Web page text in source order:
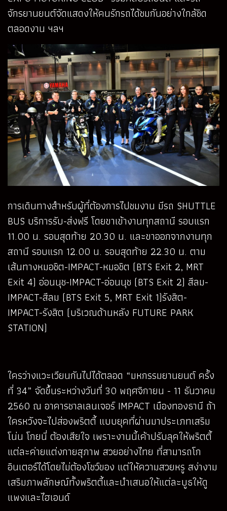
จักรยานยนต์จัดแสดงให้คนรักรถได้ชมกันอย่างใกล้ชิด
ตลอดงาน ฯลฯ
การเดินทางสำหรับผู้ที่ต้องการไปชมงาน มีรถ SHUTTLE
BUS บริการรับ-ส่งฟรี โดยขาเข้างานทุกสถานี รอบแรก
11.00 น. รอบสุดท้าย 20.30 น. และขาออกจากงานทุก
สถานี รอบแรก 12.00 น. รอบสุดท้าย 22.30 น. ตาม
เส้นทางหมอชิต-IMPACT-หมอชิต (BTS Exit 2, MRT
Exit 4) อ่อนนุช-IMPACT-อ่อนนุช (BTS Exit 2) สีลม-
IMPACT-สีลม (BTS Exit 5, MRT Exit 1)รังสิต-
IMPACT-รังสิต (บริเวณด้านหลัง FUTURE PARK
STATION)
ใครว่างแวะเวียนกันไปได้ตลอด “มหกรรมยานยนต์ ครั้ง
ที่ 34” จัดขึ้นระหว่างวันที่ 30 พฤศจิกายน - 11 ธันวาคม
2560 ณ อาคารชาลเลนเจอร์ IMPACT เมืองทองธานี ถ้า
ใครหวังจะไปส่องพริตตี้ แบบยุคที่ผ่านมาประเภทเสริม
โน่น โกยนี่ ต้องเสียใจ เพราะงานนี้เค้าปรับลุคให้พริตตี้
แต่ละค่ายแต่งกายสุภาพ สวยอย่างไทย ที่สามารถโก
อินเตอร์ได้โดยไม่ต้องโชว์ของ แต่ให้ความสวยหรู สง่างาม
เสริมภาพลักษณ์ทั้งพริตตี้และนำเสนอให้แต่ละบูธให้ดู
แพงและไฮเอนด์